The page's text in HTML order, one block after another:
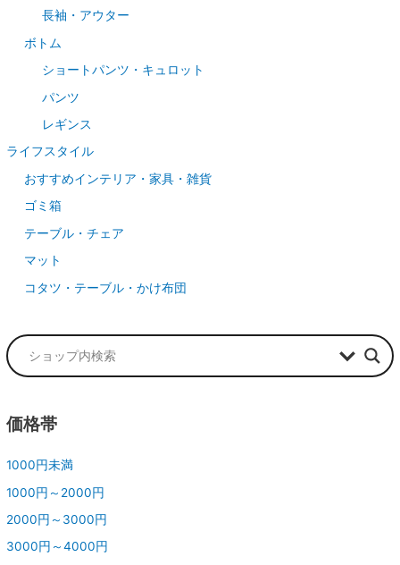
長袖・アウター
ボトム
ショートパンツ・キュロット
パンツ
レギンス
ライフスタイル
おすすめインテリア・家具・雑貨
ゴミ箱
テーブル・チェア
マット
コタツ・テーブル・かけ布団
価格帯
1000円未満
1000円～2000円
2000円～3000円
3000円～4000円